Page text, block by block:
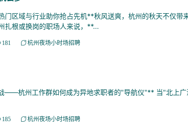
区域与行业助你抢占先机**秋风送爽，杭州的秋天不仅带
扎根或换岗的职场人来说，**...
181 杭州夜场小时场招聘
杭州工作群如何成为异地求职者的"导航仪"** 当"北上广
185 杭州夜场小时场招聘